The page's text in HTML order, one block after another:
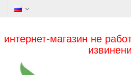
интернет-магазин не